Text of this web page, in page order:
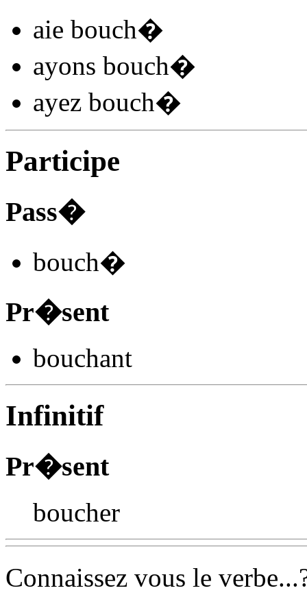
aie bouch�
ayons bouch�
ayez bouch�
Participe
Pass�
bouch�
Pr�sent
bouchant
Infinitif
Pr�sent
boucher
Connaissez vous le